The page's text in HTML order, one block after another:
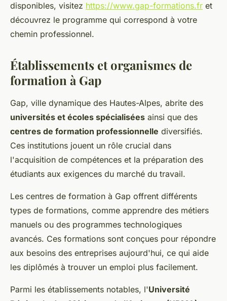
disponibles, visitez https://www.gap-formations.fr et
découvrez le programme qui correspond à votre
chemin professionnel.
Établissements et organismes de
formation à Gap
Gap, ville dynamique des Hautes-Alpes, abrite des
universités et écoles spécialisées ainsi que des
centres de formation professionnelle diversifiés.
Ces institutions jouent un rôle crucial dans
l'acquisition de compétences et la préparation des
étudiants aux exigences du marché du travail.
Les centres de formation à Gap offrent différents
types de formations, comme apprendre des métiers
manuels ou des programmes technologiques
avancés. Ces formations sont conçues pour répondre
aux besoins des entreprises aujourd'hui, ce qui aide
les diplômés à trouver un emploi plus facilement.
Parmi les établissements notables, l'Université